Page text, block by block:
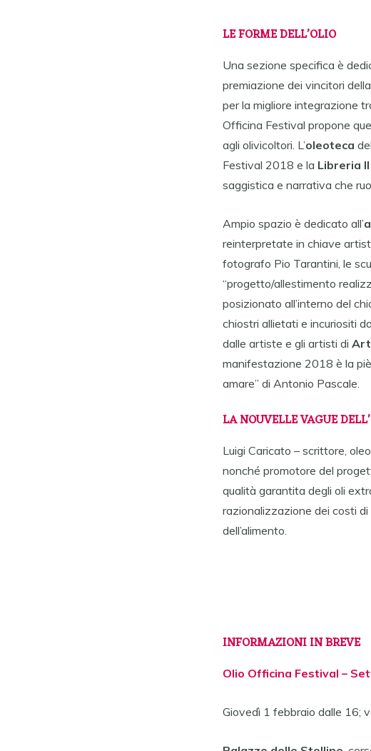
LE FORME DELL’OLIO
Una sezione specifica è
premiazione dei vincitori
per la migliore integrazione
Officina Festival propone
agli olivicoltori. L’oleoteca
Festival 2018 e la Libreria
saggistica e narrativa che
Ampio spazio è dedicato all’
reinterpretate in chiave
fotografo Pio Tarantini, le
“progetto/allestimento
posizionato all’interno del
chiostri allietati e incuriositi
dalle artiste e gli artisti di
manifestazione 2018 è la
amare” di Antonio Pascale.
LA NOUVELLE VAGUE
Luigi Caricato – scrittore,
nonché promotore del
qualità garantita degli oli
razionalizzazione dei costi
dell’alimento.
INFORMAZIONI IN BREVE
Olio Officina Festival –
Giovedì 1 febbraio dalle 16;